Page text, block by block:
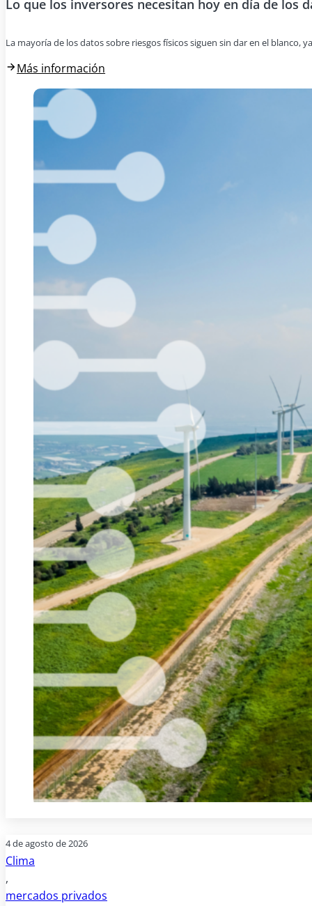
Lo que los inversores necesitan hoy en día de los
La mayoría de los datos sobre riesgos físicos siguen sin dar en el blanco,
Más información
4 de agosto de 2026
Clima
,
mercados privados